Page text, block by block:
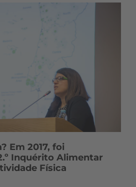
Em 2017, foi
Inquérito Alimentar
Física